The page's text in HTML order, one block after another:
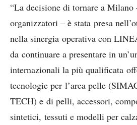
“La decisione di tornare a Milano
organizzatori – è stata presa
nella sinergia operativa con
da continuare a presentare in
internazionali la più qualificata
tecnologie per l’area pelle
TECH) e di pelli, accessori,
sintetici, tessuti e modelli per